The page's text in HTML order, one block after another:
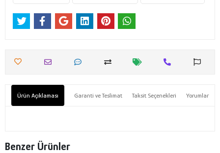
Ürün Açıklaması Garanti ve Teslimat Taksit Seçenekleri Yorumlar
Benzer Ürünler